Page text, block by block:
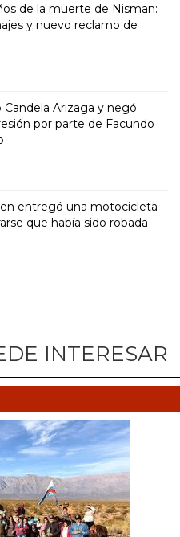
de la muerte de Nisman:
y nuevo reclamo de
Candela Arizaga y negó
por parte de Facundo
entregó una motocicleta
que había sido robada
INTERESAR